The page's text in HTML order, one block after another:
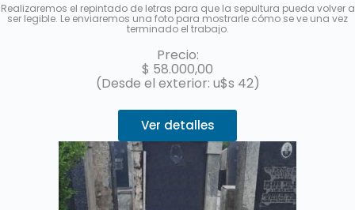
Realizaremos el repintado de letras para que la sepultura pueda volver a
ser legible. Le enviaremos una foto para mostrarle cómo se ve una vez
terminado el trabajo.
Precio:
$ 58.000,00
(Desde el exterior: u$s 42)
Ver detalles